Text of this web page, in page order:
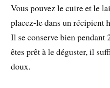
Vous pouvez le cuire et le
placez-le dans un récipient
Il se conserve bien pendant
êtes prêt à le déguster, il
doux.